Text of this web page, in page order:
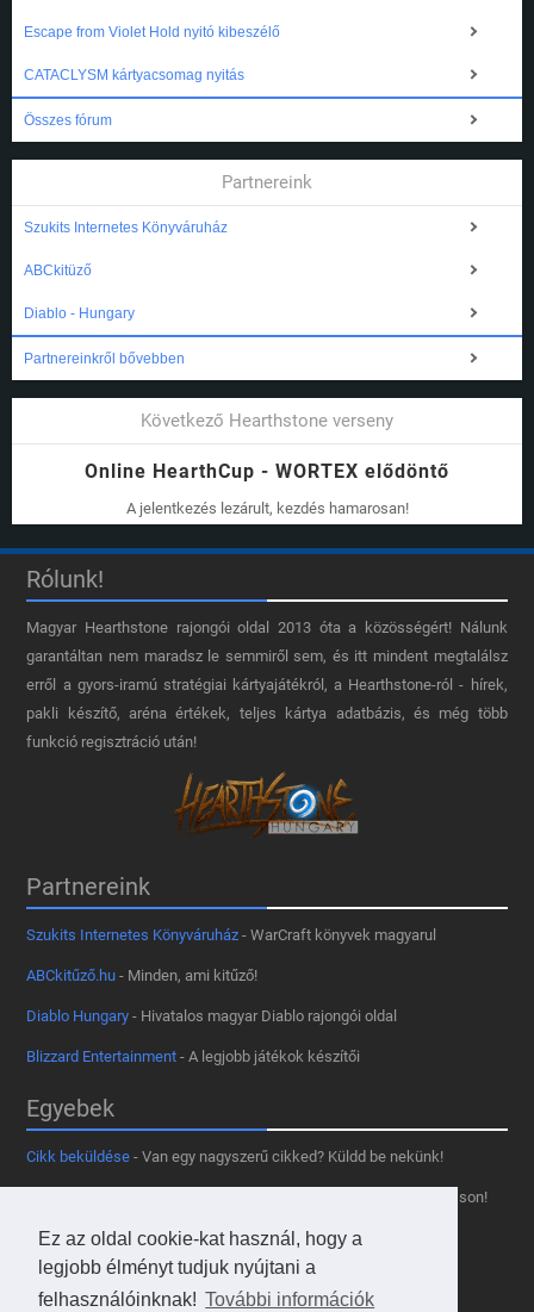
Ez az oldal cookie-kat használ, hogy a
legjobb élményt tudjuk nyújtani a
felhasználóinknak! További információk
Escape from Violet Hold nyitó kibeszélő
CATACLYSM kártyacsomag nyitás
Összes fórum
Partnereink
Szukits Internetes Könyváruház
ABCkitüző
Diablo - Hungary
Partnereinkről bővebben
Következő Hearthstone verseny
Online HearthCup - WORTEX elődöntő
A jelentkezés lezárult, kezdés hamarosan!
Rólunk!
Magyar Hearthstone​ rajongói oldal 2013 óta a közösségért! Nálunk
garantáltan nem maradsz le semmiről sem, és itt mindent megtalálsz
erről a gyors-iramú stratégiai kártyajátékról, a Hearthstone-ról - hírek,
pakli készítő, aréna értékek, teljes kártya adatbázis, és még több
funkció regisztráció után!
Partnereink
Szukits Internetes Könyváruház - WarCraft könyvek magyarul
ABCkitűző.hu - Minden, ami kitűző!
Diablo Hungary - Hivatalos magyar Diablo rajongói oldal
Blizzard Entertainment - A legjobb játékok készítői
Egyebek
Cikk beküldése - Van egy nagyszerű cikked? Küldd be nekünk!
- Tetszik az oldal? Segíts, hogy fennmaradhasson!
Kapcsolat, médiaajánlat- Lépj velünk kapcsolatba!
Használd a tooltipünket- A saját oldaladon is!